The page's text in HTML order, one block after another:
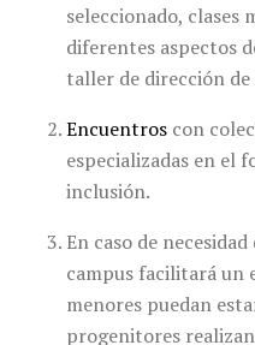
seleccionado, clases
diferentes aspectos
taller de dirección de
Encuentros con
especializadas en el
inclusión.
En caso de
campus facilitará un
menores puedan
progenitores